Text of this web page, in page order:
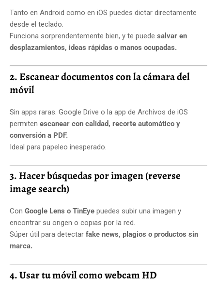
Tanto en Android como en iOS puedes dictar directamente
desde el teclado.
Funciona sorprendentemente bien, y te puede salvar en
desplazamientos, ideas rápidas o manos ocupadas.
2. Escanear documentos con la cámara del
móvil
Sin apps raras. Google Drive o la app de Archivos de iOS
permiten escanear con calidad, recorte automático y
conversión a PDF.
Ideal para papeleo inesperado.
3. Hacer búsquedas por imagen (reverse
image search)
Con Google Lens o TinEye puedes subir una imagen y
encontrar su origen o copias por la red.
Súper útil para detectar fake news, plagios o productos sin
marca.
4. Usar tu móvil como webcam HD